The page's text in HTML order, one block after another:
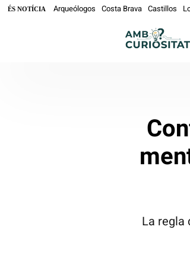
ÉS NOTÍCIA Arqueólogos Costa Brava Castillos
La regla